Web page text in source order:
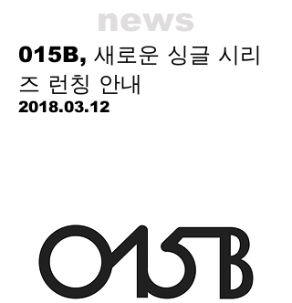
news
015B, 새로운 싱글 시리
즈 런칭 안내
2018.03.12